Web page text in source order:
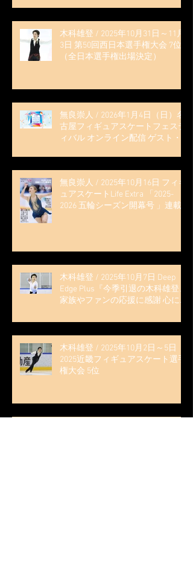
木科雄登 / 2025年10月31日～11月
3日 第50回西日本選手権大会 7位
（全日本選手権出場決定）
無良崇人 / 2026年1月4日（日）名
古屋フィギュアスケートフェステ
ィバル オンライン配信 ゲスト・
無良崇人 / 2025年10月16日 フィギ
ュアスケートLife Extra 「2025-
2026 五輪シーズン開幕号 」連載
木科雄登 / 2025年10月7日 Deep
Edge Plus『今季引退の木科雄登、
家族やファンの応援に感謝 心に響
見に来て」』
木科雄登 / 2025年10月2日～5日
2025近畿フィギュアスケート選手
権大会 5位